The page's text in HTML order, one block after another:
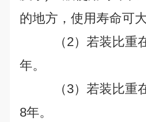
的地方，使用寿命可
（2）若装比重在
年。
（3）若装比重在
8年。